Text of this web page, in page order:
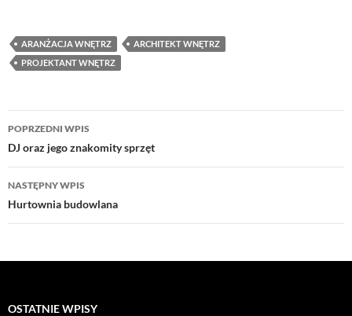
ARANŻACJA WNĘTRZ
ARCHITEKT WNĘTRZ
PROJEKTANT WNĘTRZ
Nawigacja
wpisu
POPRZEDNI WPIS
DJ oraz jego znakomity sprzęt
NASTĘPNY WPIS
Hurtownia budowlana
OSTATNIE WPISY